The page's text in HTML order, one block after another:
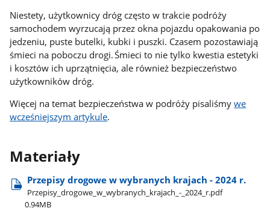
Niestety, użytkownicy dróg często w trakcie podróży
samochodem wyrzucają przez okna pojazdu opakowania po
jedzeniu, puste butelki, kubki i puszki. Czasem pozostawiają
śmieci na poboczu drogi. Śmieci to nie tylko kwestia estetyki
i kosztów ich uprzątnięcia, ale również bezpieczeństwo
użytkowników dróg.
Więcej na temat bezpieczeństwa w podróży pisaliśmywe
wcześniejszym artykule.
Materiały
Przepisy drogowe w wybranych krajach - 2024 r.
Przepisy​_drogowe​_w​_wybranych​_krajach​_-​_2024​_r.pdf
0.94MB